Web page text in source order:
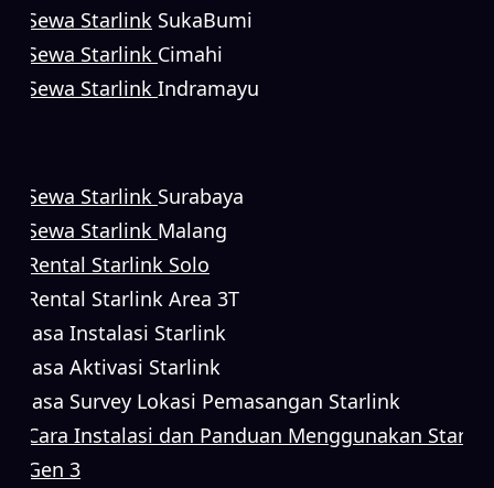
Sewa Starlink SukaBumi
Sewa Starlink Cimahi
Sewa Starlink Indramayu
Sewa Starlink Surabaya
Sewa Starlink Malang
Rental Starlink Solo
Rental Starlink Area 3T
Jasa Instalasi Starlink
Jasa Aktivasi Starlink
Jasa Survey Lokasi Pemasangan Starlink
Cara Instalasi dan Panduan Menggunakan
Gen 3